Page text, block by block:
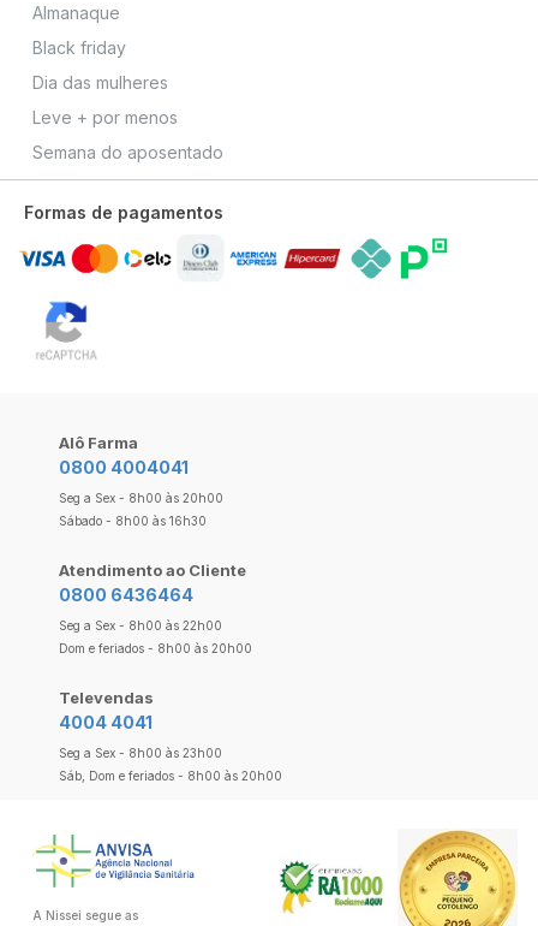
Almanaque
Black friday
Dia das mulheres
Leve + por menos
Semana do aposentado
Formas de pagamentos
Alô Farma
0800 4004041
Seg a Sex - 8h00 às 20h00
Sábado - 8h00 às 16h30
Atendimento ao Cliente
0800 6436464
Seg a Sex - 8h00 às 22h00
Dom e feriados - 8h00 às 20h00
Televendas
4004 4041
Seg a Sex - 8h00 às 23h00
Sáb, Dom e feriados - 8h00 às 20h00
A Nissei segue as